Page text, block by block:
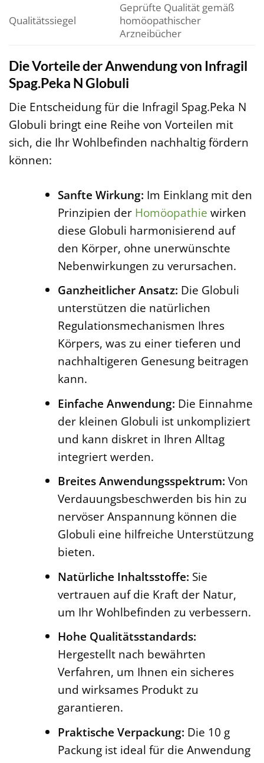
Qualitätssiegel
Geprüfte Qualität gemäß
homöopathischer
Arzneibücher
Die Vorteile der Anwendung von Infragil
Spag.Peka N Globuli
Die Entscheidung für die Infragil Spag.Peka N
Globuli bringt eine Reihe von Vorteilen mit
sich, die Ihr Wohlbefinden nachhaltig fördern
können:
Sanfte Wirkung: Im Einklang mit den
Prinzipien der Homöopathie wirken
diese Globuli harmonisierend auf
den Körper, ohne unerwünschte
Nebenwirkungen zu verursachen.
Ganzheitlicher Ansatz: Die Globuli
unterstützen die natürlichen
Regulationsmechanismen Ihres
Körpers, was zu einer tieferen und
nachhaltigeren Genesung beitragen
kann.
Einfache Anwendung: Die Einnahme
der kleinen Globuli ist unkompliziert
und kann diskret in Ihren Alltag
integriert werden.
Breites Anwendungsspektrum: Von
Verdauungsbeschwerden bis hin zu
nervöser Anspannung können die
Globuli eine hilfreiche Unterstützung
bieten.
Natürliche Inhaltsstoffe: Sie
vertrauen auf die Kraft der Natur,
um Ihr Wohlbefinden zu verbessern.
Hohe Qualitätsstandards:
Hergestellt nach bewährten
Verfahren, um Ihnen ein sicheres
und wirksames Produkt zu
garantieren.
Praktische Verpackung: Die 10 g
Packung ist ideal für die Anwendung